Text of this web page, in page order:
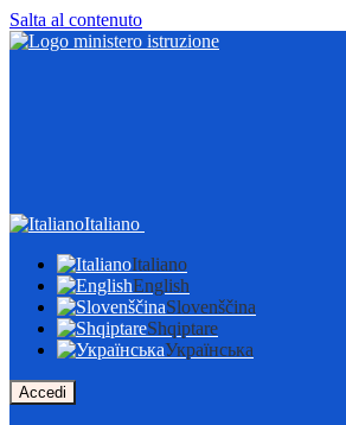
Salta al contenuto
Italiano
Italiano
English
Slovenščina
Shqiptare
Українська
Accedi